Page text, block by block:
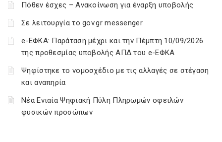
Πόθεν έσχες – Ανακοίνωση για έναρξη υποβολής
Σε λειτουργία το gov.gr messenger
e-ΕΦΚΑ: Παράταση μέχρι και την Πέμπτη 10/09/2026
της προθεσμίας υποβολής ΑΠΔ του e-ΕΦΚΑ
Ψηφίστηκε το νομοσχέδιο με τις αλλαγές σε στέγαση
και αναπηρία
Νέα Ενιαία Ψηφιακή Πύλη Πληρωμών οφειλών
φυσικών προσώπων